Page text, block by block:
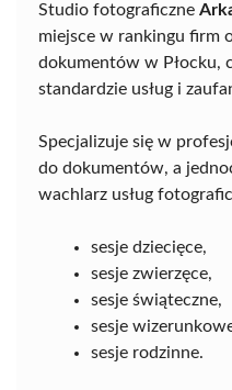
Studio fotograficzne
miejsce w rankingu firm
dokumentów w Płocku,
standardzie usług i
Specjalizuje się w
do dokumentów, a
wachlarz usług
sesje dziecięce,
sesje zwierzęce,
sesje świąteczne,
sesje
sesje rodzinne.